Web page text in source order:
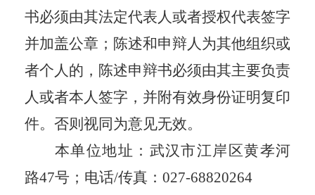
书必须由其法定代表人或者授权代表签字
并加盖公章；陈述和申辩人为其他组织或
者个人的，陈述申辩书必须由其主要负责
人或者本人签字，并附有效身份证明复印
件。否则视同为意见无效。
本单位地址：武汉市江岸区黄孝河
路47号；电话/传真：027-68820264